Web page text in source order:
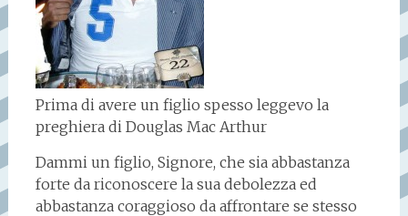
Prima di avere un figlio spesso leggevo la
preghiera di Douglas Mac Arthur
Dammi un figlio, Signore, che sia abbastanza
forte da riconoscere la sua debolezza ed
abbastanza coraggioso da affrontare se stesso